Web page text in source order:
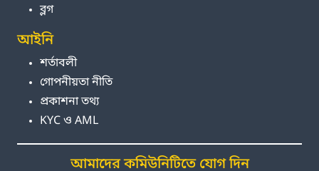
ব্লগ
আইনি
শর্তাবলী
গোপনীয়তা নীতি
প্রকাশনা তথ্য
KYC ও AML
আমাদের কমিউনিটিতে যোগ দিন